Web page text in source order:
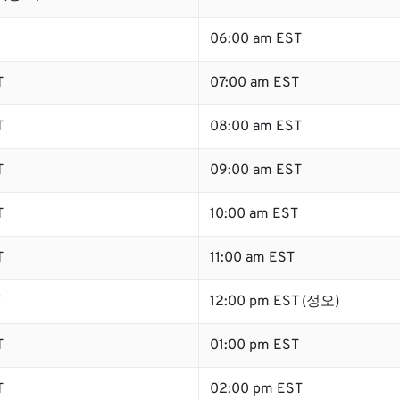
06:00 am EST
07:00 am EST
08:00 am EST
09:00 am EST
10:00 am EST
11:00 am EST
12:00 pm EST (정오)
01:00 pm EST
02:00 pm EST